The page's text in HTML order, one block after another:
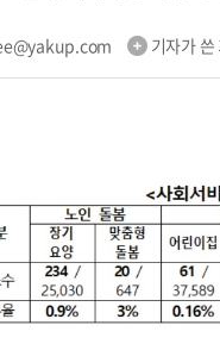
기자가 쓴